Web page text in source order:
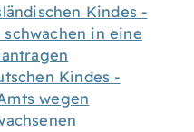
Kindes -
in eine
Kindes -
wegen